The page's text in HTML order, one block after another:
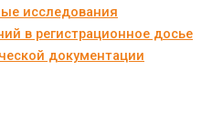
исследования
в регистрационное досье
документации